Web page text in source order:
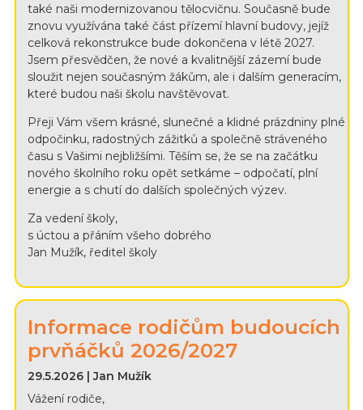
také naši modernizovanou tělocvičnu. Současně bude
znovu využívána také část přízemí hlavní budovy, jejíž
celková rekonstrukce bude dokončena v létě 2027.
Jsem přesvědčen, že nové a kvalitnější zázemí bude
sloužit nejen současným žákům, ale i dalším generacím,
které budou naši školu navštěvovat.
Přeji Vám všem krásné, slunečné a klidné prázdniny plné
odpočinku, radostných zážitků a společně stráveného
času s Vašimi nejbližšími. Těším se, že se na začátku
nového školního roku opět setkáme – odpočatí, plní
energie a s chutí do dalších společných výzev.
Za vedení školy,
s úctou a přáním všeho dobrého
Jan Mužík, ředitel školy
Informace rodičům budoucích
prvňáčků 2026/2027
29.5.2026 | Jan Mužík
Vážení rodiče,